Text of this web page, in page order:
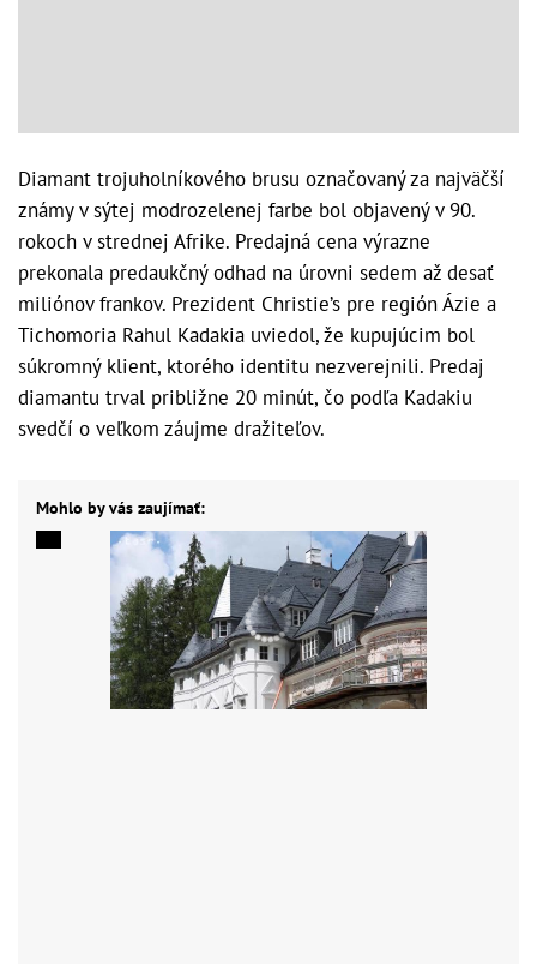
Diamant trojuholníkového brusu označovaný za najväčší
známy v sýtej modrozelenej farbe bol objavený v 90.
rokoch v strednej Afrike. Predajná cena výrazne
prekonala predaukčný odhad na úrovni sedem až desať
miliónov frankov. Prezident Christie’s pre región Ázie a
Tichomoria Rahul Kadakia uviedol, že kupujúcim bol
súkromný klient, ktorého identitu nezverejnili. Predaj
diamantu trval približne 20 minút, čo podľa Kadakiu
svedčí o veľkom záujme dražiteľov.
Mohlo by vás zaujímať: